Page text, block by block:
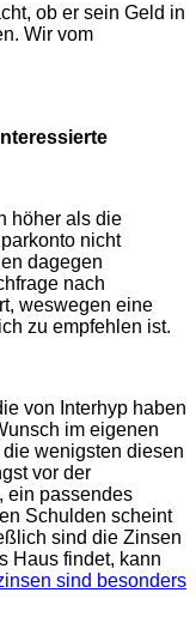
ob er sein Geld in
Wir vom
höher als die
nicht
dagegen
nach
weswegen eine
zu empfehlen ist.
von Interhyp haben
im eigenen
wenigsten diesen
vor der
ein passendes
Schulden scheint
sind die Zinsen
Haus findet, kann
sind besonders